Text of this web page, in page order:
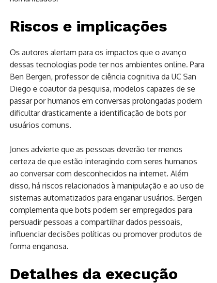
Riscos e implicações
Os autores alertam para os impactos que o avanço
dessas tecnologias pode ter nos ambientes online. Para
Ben Bergen, professor de ciência cognitiva da UC San
Diego e coautor da pesquisa, modelos capazes de se
passar por humanos em conversas prolongadas podem
dificultar drasticamente a identificação de bots por
usuários comuns.
Jones advierte que as pessoas deverão ter menos
certeza de que estão interagindo com seres humanos
ao conversar com desconhecidos na internet. Além
disso, há riscos relacionados à manipulação e ao uso de
sistemas automatizados para enganar usuários. Bergen
complementa que bots podem ser empregados para
persuadir pessoas a compartilhar dados pessoais,
influenciar decisões políticas ou promover produtos de
forma enganosa.
Detalhes da execução